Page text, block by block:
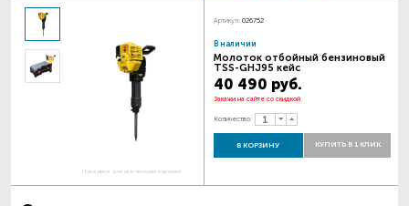
Наведите для увеличения картинки
Артикул: 026752
В наличии
Молоток отбойный бензиновый
TSS-GHJ95 кейс
40 490 руб.
Закажи на сайте со скидкой
Количество:
В КОРЗИНУ КУПИТЬ В 1 КЛИК